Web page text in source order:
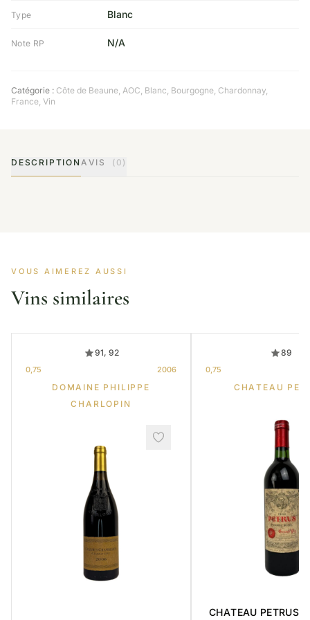
Type Blanc
Note RP N/A
Catégorie : Côte de Beaune, AOC, Blanc, Bourgogne, Chardonnay,
France, Vin
DESCRIPTION AVIS (0)
VOUS AIMEREZ AUSSI
Vins similaires
91, 92
0,75 2006
DOMAINE PHILIPPE
CHARLOPIN
89
0,75
CHATEAU
CHATEAU PETRUS '